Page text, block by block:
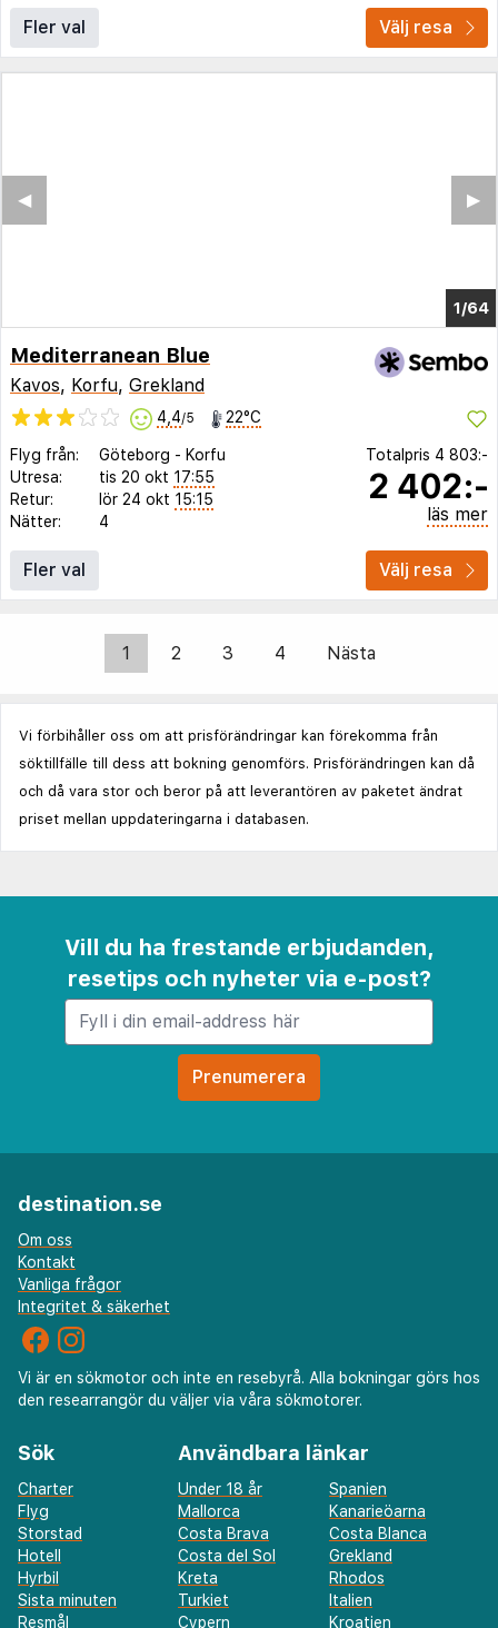
Fler val Välj resa
1/60
▶︎
◀︎
Mediterranean Blue
Kavos, Korfu, Grekland
4,4/5 22°C
Flyg från: Göteborg - Korfu
Utresa:
tis 20 okt 17:55
Retur:
lör 24 okt 15:15
Nätter:
4
Totalpris 4 803:-
2 402:-
läs mer
Fler val Välj resa
1 2 3 4 Nästa
Vi förbihåller oss om att prisförändringar kan förekomma från
söktillfälle till dess att bokning genomförs. Prisförändringen kan då
och då vara stor och beror på att leverantören av paketet ändrat
priset mellan uppdateringarna i databasen.
Vill du ha frestande erbjudanden,
resetips och nyheter via e-post?
destination.se
Om oss
Kontakt
Vanliga frågor
Integritet & säkerhet
Vi är en sökmotor och inte en resebyrå. Alla bokningar görs hos
den researrangör du väljer via våra sökmotorer.
Sök
Charter
Flyg
Storstad
Hotell
Hyrbil
Sista minuten
Resmål
Användbara länkar
Under 18 år
Spanien
Mallorca
Kanarieöarna
Costa Brava
Costa Blanca
Costa del Sol
Grekland
Kreta
Rhodos
Turkiet
Italien
Cypern
Kroatien